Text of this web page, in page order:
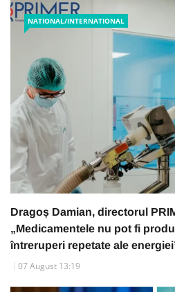
NATIONAL/INTERNATIONAL
Dragoș Damian, directorul
„Medicamentele nu pot fi
întreruperi repetate ale
07 August 13:19